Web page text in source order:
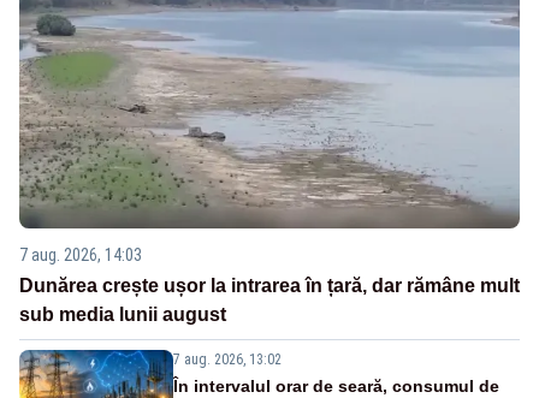
7 aug. 2026, 14:03
Dunărea crește ușor la intrarea în țară, dar rămâne mult
sub media lunii august
7 aug. 2026, 13:02
În intervalul orar de seară, consumul de